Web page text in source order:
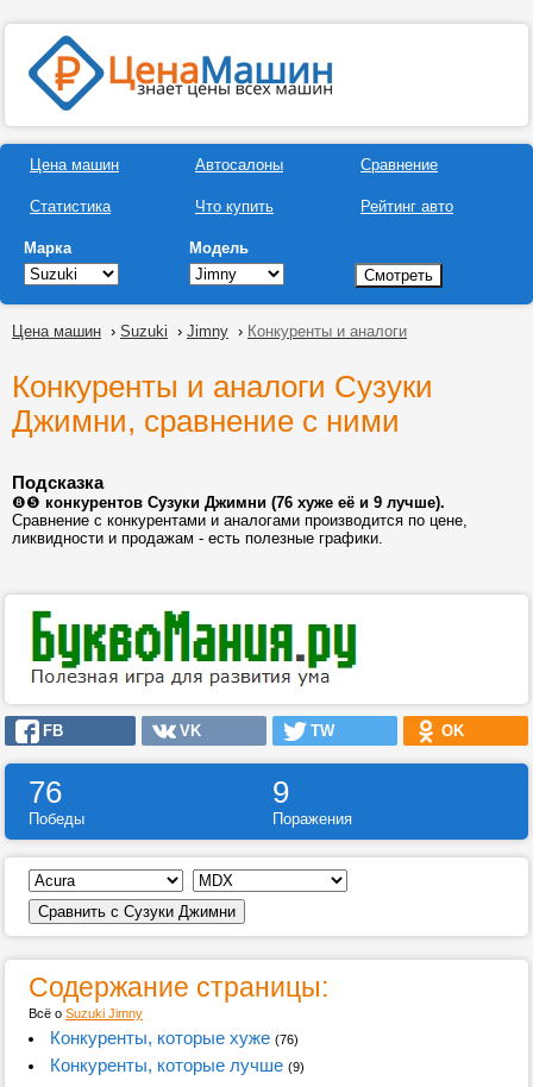
Цена машин
Статистика
Автосалоны
Что купить
Сравнение
Рейтинг авто
Марка Модель
Цена машин › Suzuki › Jimny › Конкуренты и аналоги
Конкуренты и аналоги Сузуки
Джимни, сравнение с ними
Подсказка
❽❺ конкурентов Сузуки Джимни (76 хуже её и 9 лучше).
Сравнение с конкурентами и аналогами производится по цене,
ликвидности и продажам - есть полезные графики.
FB VK TW OK
76 9
Победы Поражения
Содержание страницы:
Всё о Suzuki Jimny
Конкуренты, которые хуже (76)
Конкуренты, которые лучше (9)